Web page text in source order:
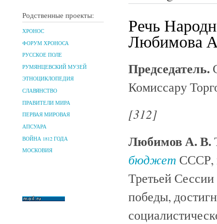
Родственные проекты:
ХРОНОС
ФОРУМ ХРОНОСА
РУССКОЕ ПОЛЕ
РУМЯНЦЕВСКИЙ МУЗЕЙ
ЭТНОЦИКЛОПЕДИЯ
СЛАВЯНСТВО
ПРАВИТЕЛИ МИРА
ПЕРВАЯ МИРОВАЯ
АПСУАРА
ВОЙНА 1812 ГОДА
МОСКОВИЯ
Речь
Любимова
Председатель.
Комиссару
[312]
Любимов А. В.
бюджет СССР,
Третьей Сессии
победы,